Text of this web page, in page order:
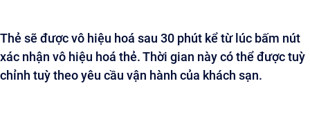
Thẻ sẽ được vô hiệu hoá sau 30 phút kể từ lúc bấm nút
xác nhận vô hiệu hoá thẻ. Thời gian này có thể được tuỳ
chỉnh tuỳ theo yêu cầu vận hành của khách sạn.